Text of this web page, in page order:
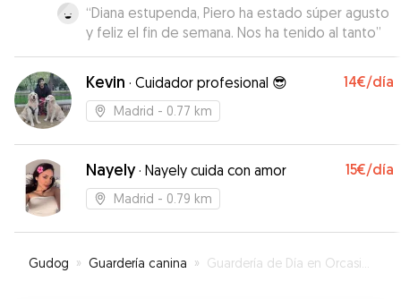
“Diana estupenda, Piero ha estado súper agusto
y feliz el fin de semana. Nos ha tenido al tanto”
Kevin · Cuidador profesional 😎 14€/día
Madrid - 0.77 km
Nayely· Nayely cuida con amor 15€/día
Madrid - 0.79 km
Gudog » Guardería canina » Guardería de Día en Orcasitas (Madrid)